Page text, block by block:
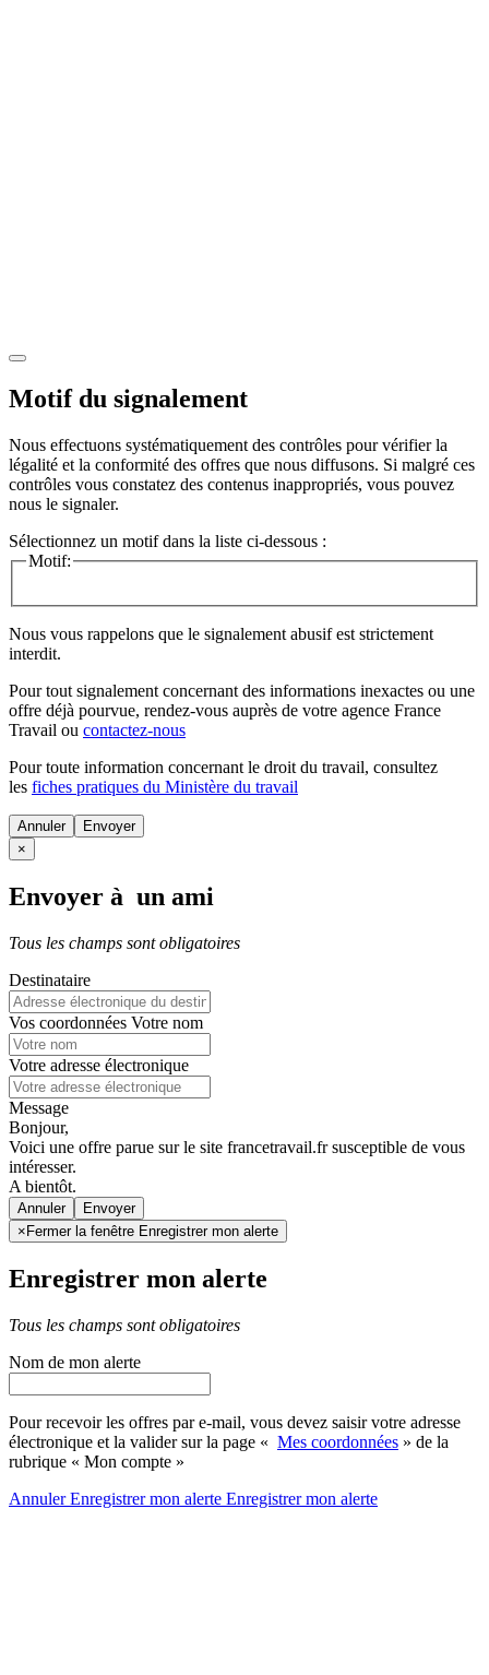
Motif du signalement
Nous effectuons systématiquement des contrôles pour vérifier la
légalité et la conformité des offres que nous diffusons. Si malgré ces
contrôles vous constatez des contenus inappropriés, vous pouvez
nous le signaler.
Sélectionnez un motif dans la liste ci-dessous :
Motif:
Nous vous rappelons que le signalement abusif est strictement
interdit.
Pour tout signalement concernant des informations inexactes ou une
offre déjà pourvue, rendez-vous auprès de votre agence France
Travail ou contactez-nous
Pour toute information concernant le droit du travail, consultez
les fiches pratiques du Ministère du travail
Annuler
×
Envoyer à un ami
Tous les champs sont obligatoires
Destinataire
Vos coordonnées Votre nom
Votre adresse électronique
Message
Bonjour,
Voici une offre parue sur le site francetravail.fr susceptible de vous
intéresser.
A bientôt.
Annuler
× Fermer la fenêtre Enregistrer mon alerte
Enregistrer mon alerte
Tous les champs sont obligatoires
Nom de mon alerte
Pour recevoir les offres par e-mail, vous devez saisir votre adresse
électronique et la valider sur la page « Mes coordonnées » de la
rubrique « Mon compte »
AnnulerEnregistrer mon alerte Enregistrermon alerte